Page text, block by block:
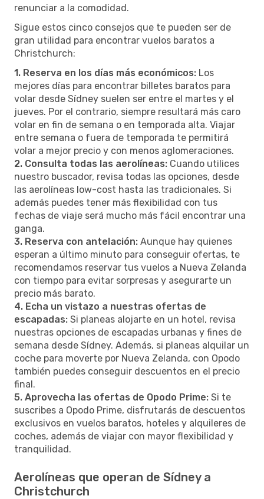
renunciar a la comodidad.
Sigue estos cinco consejos que te pueden ser de
gran utilidad para encontrar vuelos baratos a
Christchurch:
1. Reserva en los días más económicos: Los
mejores días para encontrar billetes baratos para
volar desde Sídney suelen ser entre el martes y el
jueves. Por el contrario, siempre resultará más caro
volar en fin de semana o en temporada alta. Viajar
entre semana o fuera de temporada te permitirá
volar a mejor precio y con menos aglomeraciones.
2. Consulta todas las aerolíneas: Cuando utilices
nuestro buscador, revisa todas las opciones, desde
las aerolíneas low-cost hasta las tradicionales. Si
además puedes tener más flexibilidad con tus
fechas de viaje será mucho más fácil encontrar una
ganga.
3. Reserva con antelación: Aunque hay quienes
esperan a último minuto para conseguir ofertas, te
recomendamos reservar tus vuelos a Nueva Zelanda
con tiempo para evitar sorpresas y asegurarte un
precio más barato.
4. Echa un vistazo a nuestras ofertas de
escapadas: Si planeas alojarte en un hotel, revisa
nuestras opciones de escapadas urbanas y fines de
semana desde Sídney. Además, si planeas alquilar un
coche para moverte por Nueva Zelanda, con Opodo
también puedes conseguir descuentos en el precio
final.
5. Aprovecha las ofertas de Opodo Prime: Si te
suscribes a Opodo Prime, disfrutarás de descuentos
exclusivos en vuelos baratos, hoteles y alquileres de
coches, además de viajar con mayor flexibilidad y
tranquilidad.
Aerolíneas que operan de Sídney a
Christchurch